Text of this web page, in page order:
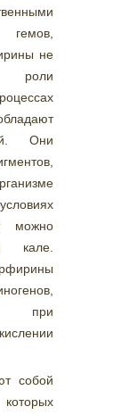
не
роли
Они
можно
кале.
при
собой